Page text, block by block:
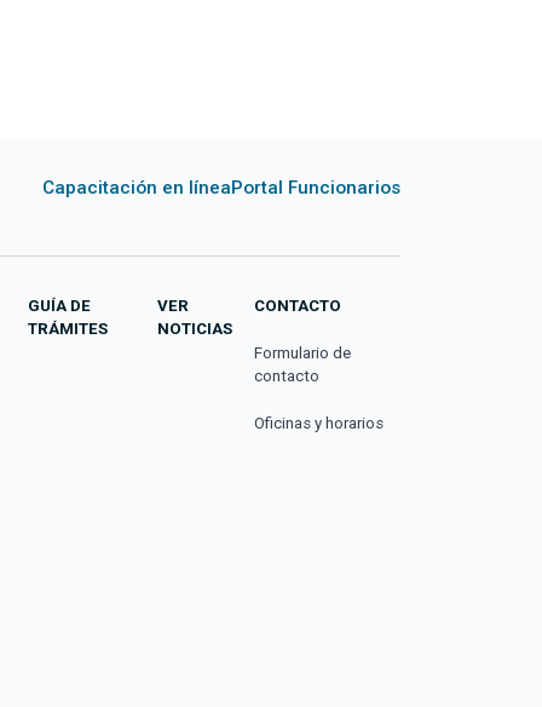
Capacitación en líneaPortal Funcionarios
GUÍA DE
TRÁMITES
VER
NOTICIAS
CONTACTO
Formulario de
contacto
Oficinas y horarios